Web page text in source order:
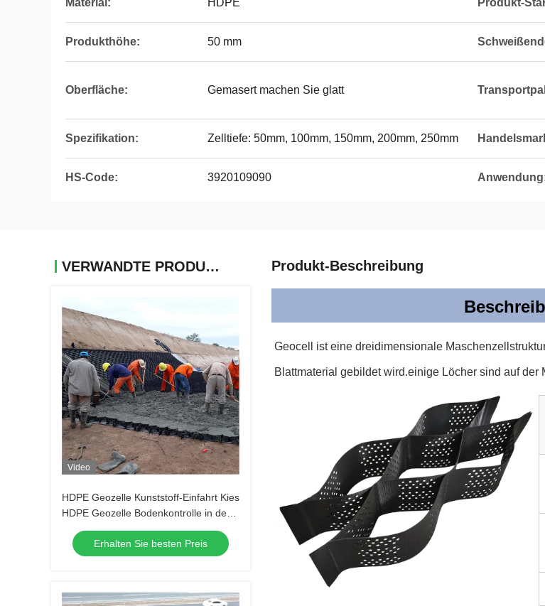
Material: HDPE Produkt-
Produkthöhe: 50 mm
Oberfläche: Gemasert machen Sie glatt
Spezifikation: Zelltiefe: 50mm, 100mm, 150mm, 200mm, 250mm
HS-Code: 3920109090
VERWANDTE PRODUKTE
Video
HDPE Geozelle Kunststoff-Einfahrt Kies
HDPE Geozelle Bodenkontrolle in der
Straße zur Straßenverstärkung
Böschungsschutz Erosionsschutz Kies
Autobahn
Erhalten Sie besten Preis
Produkt-Beschreibung
Geocell ist eine dreidimensionale
Blattmaterial gebildet wird.einige Löcher sind auf der